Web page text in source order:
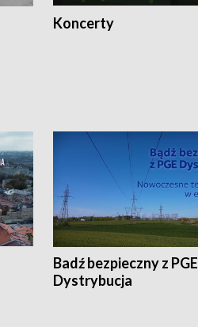
Koncerty
Badź bezpieczny z PGE
Dystrybucja